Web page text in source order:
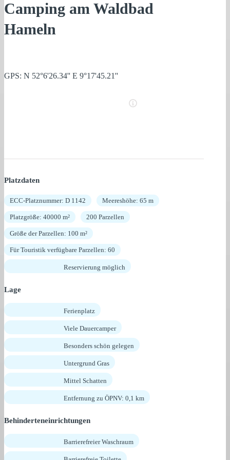
Camping am Waldbad
Hameln
GPS: N 52°6'26.34'' E 9°17'45.21''
Platzdaten
ECC-Platznummer: D 1142 Meereshöhe: 65 m
Platzgröße: 40000 m² 200 Parzellen
Größe der Parzellen: 100 m²
Für Touristik verfügbare Parzellen: 60
Reservierung möglich
Lage
Ferienplatz
Viele Dauercamper
Besonders schön gelegen
Untergrund Gras
Mittel Schatten
Entfernung zu ÖPNV: 0,1 km
Behinderteneinrichtungen
Barrierefreier Waschraum